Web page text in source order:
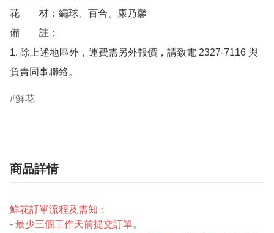
花　　材：繡球、百合、康乃馨
備　　註：
1. 除上述地區外，運費需另外報價，請致電 2327-7116 與
負責同事聯絡。
鮮花
商品詳情
鮮花訂單流程及需知：
- 最少三個工作天前提交訂單。